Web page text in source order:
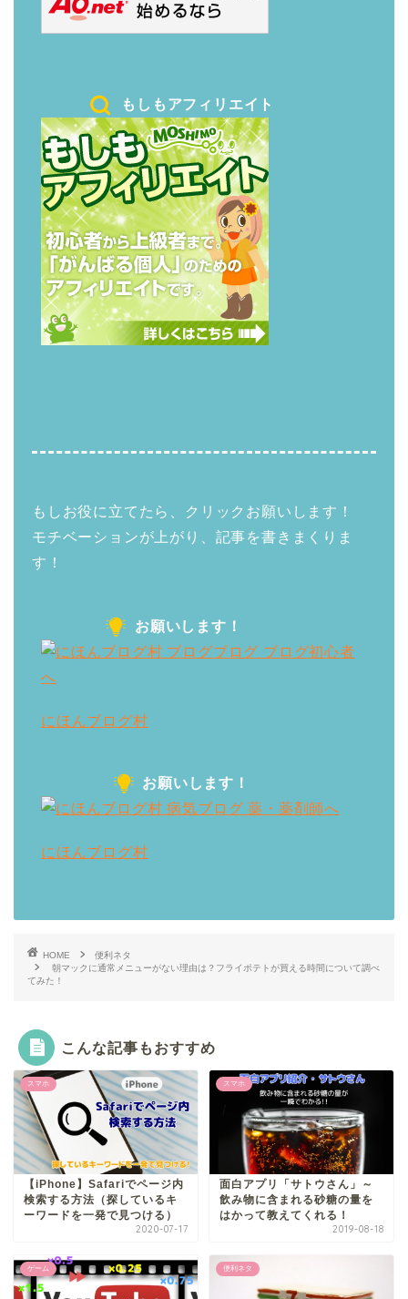
もしもアフィリエイト
もしお役に立てたら、クリックお願いします！
モチベーションが上がり、記事を書きまくりま
す！
お願いします！
にほんブログ村
お願いします！
にほんブログ村
HOME
便利ネタ
朝マックに通常メニューがない理由は？フライポテトが買える時間について調べ
てみた！
こんな記事もおすすめ
スマホ
【iPhone】Safariでページ内
検索する方法（探しているキ
ーワードを一発で見つける）
2020-07-17
スマホ
面白アプリ「サトウさん」～
飲み物に含まれる砂糖の量を
はかって教えてくれる！
2019-08-18
ゲーム 便利ネタ